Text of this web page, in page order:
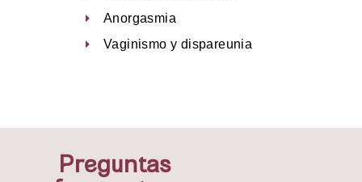
Anorgasmia
Vaginismo y dispareunia
Preguntas